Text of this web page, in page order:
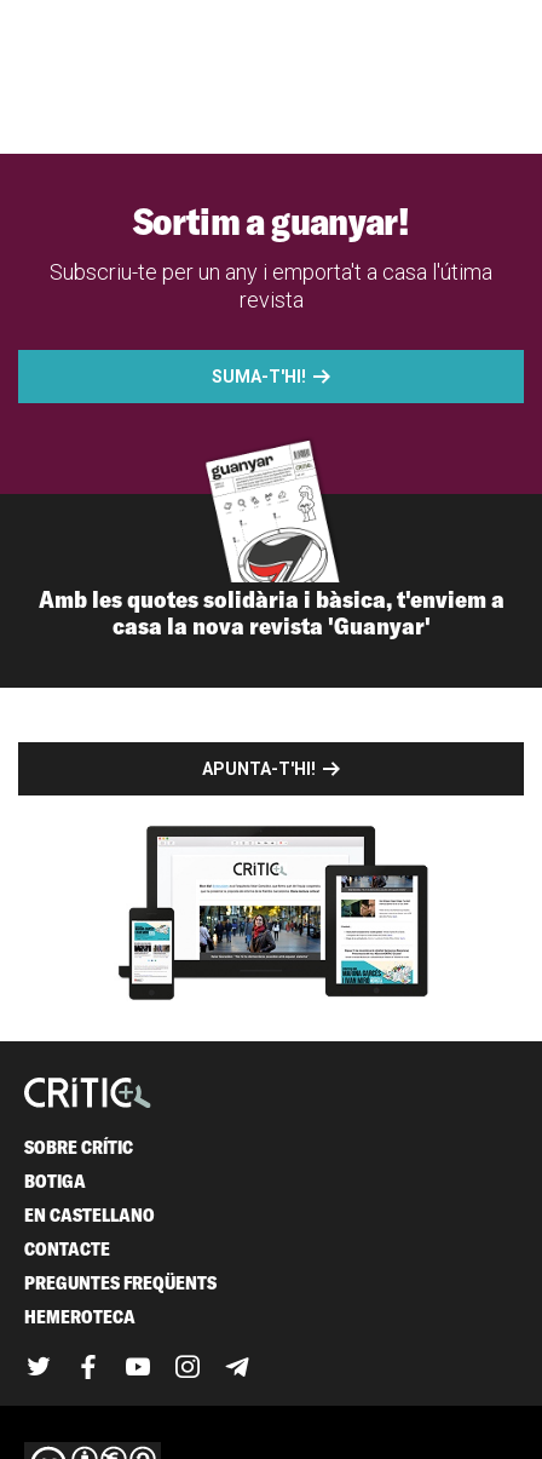
Sortim a guanyar!
Subscriu-te per un any i emporta't a casa l'útima
revista
SUMA-T'HI!
Amb les quotes solidària i bàsica, t'enviem a
casa la nova revista 'Guanyar'
APUNTA-T'HI!
SOBRE CRÍTIC
BOTIGA
EN CASTELLANO
CONTACTE
PREGUNTES FREQÜENTS
HEMEROTECA
TwitterFacebook
YouTubeInstagram